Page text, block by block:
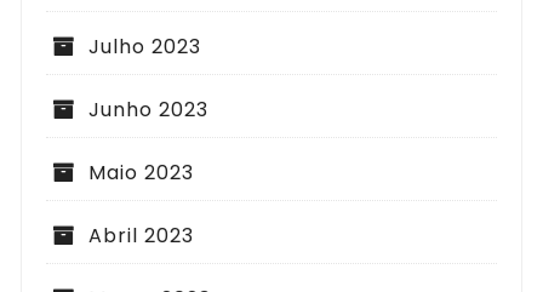
Julho 2023
Junho 2023
Maio 2023
Abril 2023